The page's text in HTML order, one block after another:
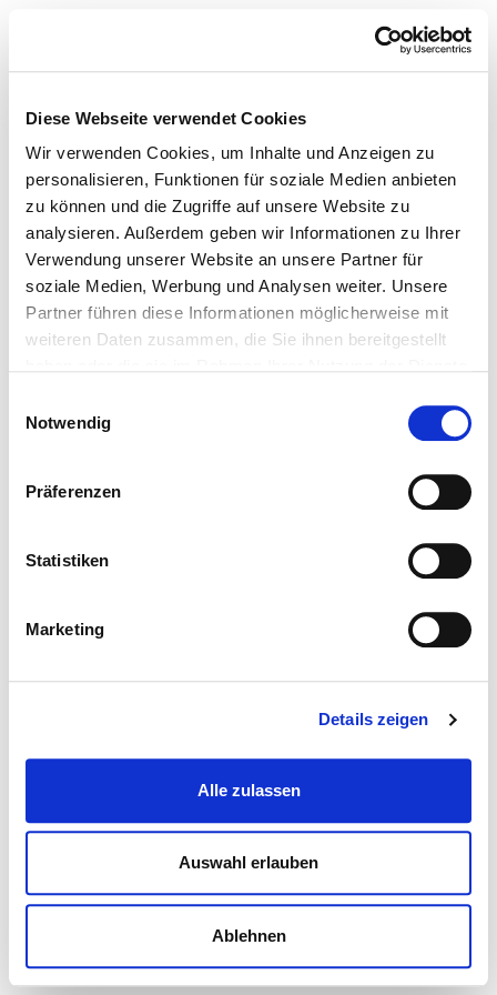
Diese Webseite verwendet Cookies
Wir verwenden Cookies, um Inhalte und Anzeigen zu
personalisieren, Funktionen für soziale Medien anbieten
zu können und die Zugriffe auf unsere Website zu
analysieren. Außerdem geben wir Informationen zu Ihrer
Verwendung unserer Website an unsere Partner für
soziale Medien, Werbung und Analysen weiter. Unsere
Partner führen diese Informationen möglicherweise mit
weiteren Daten zusammen, die Sie ihnen bereitgestellt
Notwendig
Präferenzen
Statistiken
Marketing
Details zeigen
Alle zulassen
Auswahl erlauben
Ablehnen